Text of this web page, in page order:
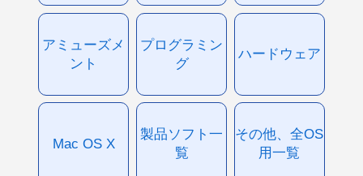
アミューズメ
ント
プログラミン
グ
ハードウェア
Mac OS X
製品ソフト一
覧
その他、全OS
用一覧